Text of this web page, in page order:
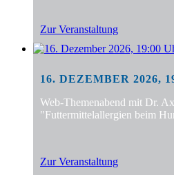
Zur Veranstaltung
16. DEZEMBER 2026,
Web-Themenabend mit Dr.
"Futtermittelallergien beim
Zur Veranstaltung